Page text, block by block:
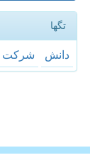
تگها
دانش شركت